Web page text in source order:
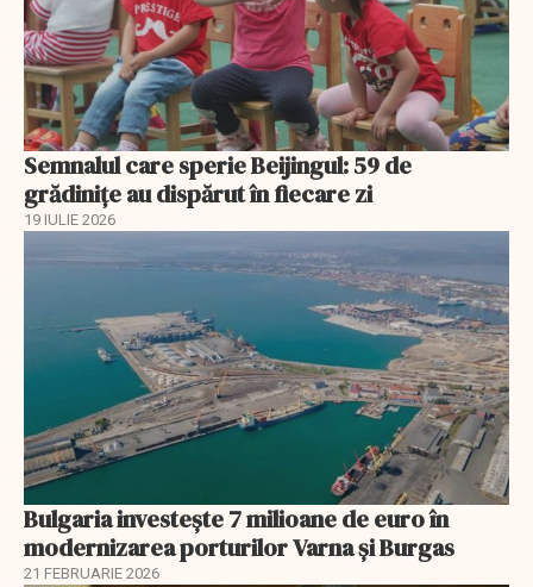
Semnalul care sperie Beijingul: 59 de
grădinițe au dispărut în fiecare zi
19 IULIE 2026
Bulgaria investește 7 milioane de euro în
modernizarea porturilor Varna și Burgas
21 FEBRUARIE 2026